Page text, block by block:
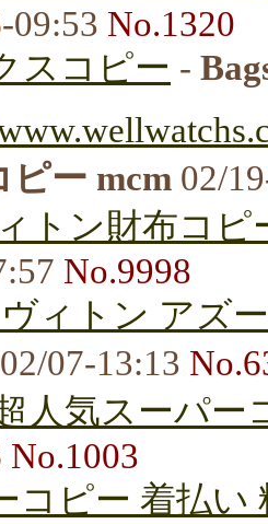
09:53 No.1320
スコピー -
ピー mcm 02/
トン財布コピ
No.9998
ィトン アズ
02/07-13:13
人気スーパー
No.1003
コピー 着払い